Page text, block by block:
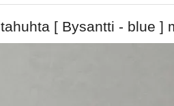
[ Bysantti - blue ]